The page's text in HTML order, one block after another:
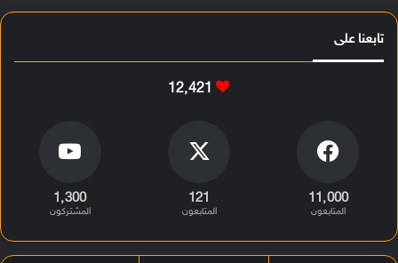
تابعنا على
12٬421
11٬000
المتابعون
121
المتابعون
1٬300
المشتركون